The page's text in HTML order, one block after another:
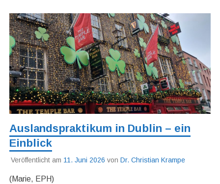
Auslandspraktikum in Dublin – ein
Einblick
Veröffentlicht am 11. Juni 2026 von Dr. Christian Krampe
(Marie, EPH)